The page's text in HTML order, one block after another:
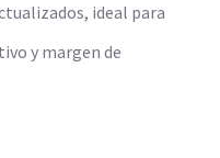
ideal para
y margen de